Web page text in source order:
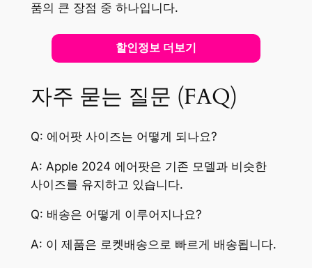
품의 큰 장점 중 하나입니다.
할인정보 더보기
자주 묻는 질문 (FAQ)
Q: 에어팟 사이즈는 어떻게 되나요?
A: Apple 2024 에어팟은 기존 모델과 비슷한
사이즈를 유지하고 있습니다.
Q: 배송은 어떻게 이루어지나요?
A: 이 제품은 로켓배송으로 빠르게 배송됩니다.